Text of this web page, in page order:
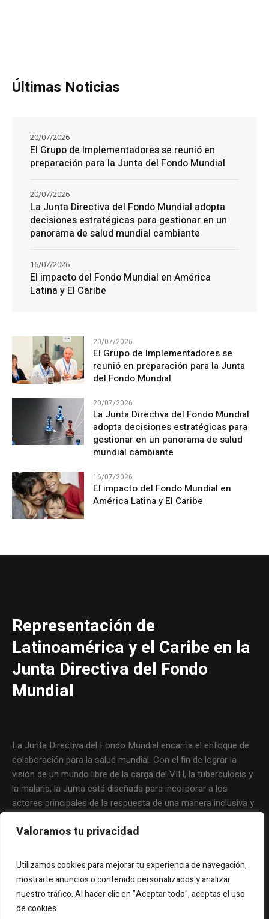
Valoramos tu privacidad
Utilizamos cookies para mejorar tu experiencia de navegación,
mostrarte anuncios o contenido personalizados y analizar
nuestro tráfico. Al hacer clic en "Aceptar todo", aceptas el uso
de cookies.
Últimas Noticias
El Grupo de Implementadores se reunió en
preparación para la Junta del Fondo Mundial
20/07/2026
La Junta Directiva del Fondo Mundial adopta
decisiones estratégicas para gestionar en un
panorama de salud mundial cambiante
20/07/2026
El impacto del Fondo Mundial en América
Latina y El Caribe
16/07/2026
20/07/2026
El Grupo de Implementadores se
reunió en preparación para la Junta
del Fondo Mundial
20/07/2026
La Junta Directiva del Fondo Mundial
adopta decisiones estratégicas para
gestionar en un panorama de salud
mundial cambiante
16/07/2026
El impacto del Fondo Mundial en
América Latina y El Caribe
Representación de
Latinoamérica y el Caribe en la
Junta Directiva del Fondo
Mundial
La Junta Directiva del Fondo Mundial encarna el enfoque de
colaboración para la salud mundial. Con el fin de lograr la
visión de un mundo libre de la carga del VIH, la tuberculosis y
la malaria, la Junta está diseñada para incorporar a los
actores principales de la respuesta de una manera inclusiva y
cotidiano de la Junta abarcan la responsabilidad compartida y